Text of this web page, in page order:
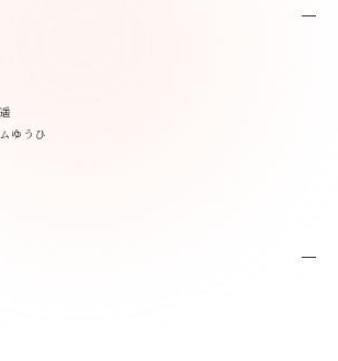
ゆうひ